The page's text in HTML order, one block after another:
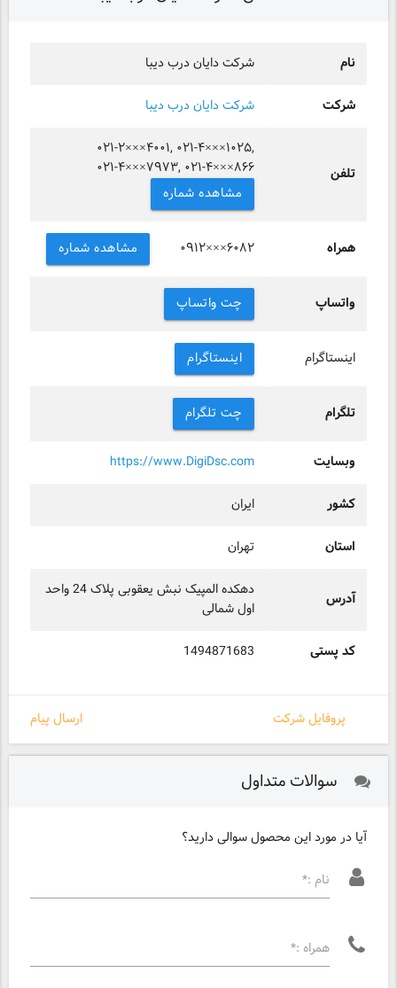
نام شرکت دایان درب دیبا
شرکت شرکت دایان درب دیبا
تلفن
۰۲۱-۲×××۴۰۰۱, ۰۲۱-۴×××۱۰۲۵,
۰۲۱-۴×××۷۹۷۳, ۰۲۱-۴×××۸۶۶
مشاهده شماره
همراه ۰۹۱۲×××۶۰۸۲ مشاهده شماره
واتساپ چت واتساپ
اینستاگرام اینستاگرام
تلگرام چت تلگرام
وبسایت https://www.DigiDsc.com
کشور ایران
استان تهران
آدرس
دهکده المپیک نبش یعقوبی پلاک 24 واحد
اول شمالی
کد پستی 1494871683
ارسال پیام پروفایل شرکت
سوالات متداول
آیا در مورد این محصول سوالی دارید؟
نام :*
همراه :*